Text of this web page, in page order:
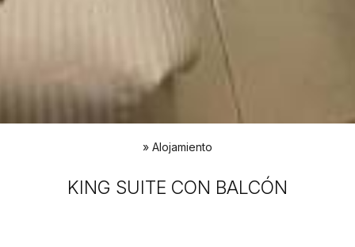
» Alojamiento
KING SUITE CON BALCÓN